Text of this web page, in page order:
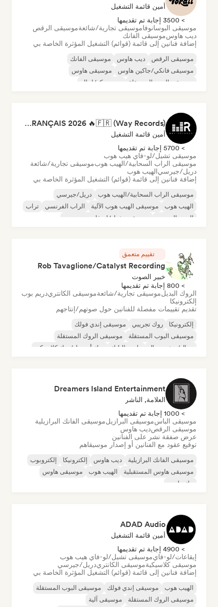
أمين قائمة التشغيل
> 3500 إجابة تم تقديمها
موسيقى البوسانوفاموسيقى تجارية/شائعةموسيقى الرقص
ديب هاوسموسيقى الفانك
إضافة فنانين إلى قائمة (قوائم) التشغيل المؤثرة الخاصة بي
موسيقى الرقص ديب هاوس
موسيقى الفانك
موسيقى فانكي/جاكين هاوس
موسيقى هاوس
موسيقى البوب المستقلة
نيو ديسكو/إيتالو
RAP FRANÇAIS 2026 🔥🇫🇷 (Way Records)
أمين قائمة التشغيل
> 5700 إجابة تم تقديمها
موسيقى تشيل/لو-فاي هيب هوب
موسيقى الراب السحابية/الهيب هوبموسيقى تجارية/شائعة
دريل/جيرسيالهيب هوب
إضافة فنانين إلى قائمة (قوائم) التشغيل المؤثرة الخاصة بي
موسيقى الراب السحابية/الهيب هوب
دريل/جيرسي
الهيب هوب
موسيقى الهيب هوب الآلية الراب الفرنسي
تراب
البوب الحضري
موسيقى تشيل/لو-فاي هيب هوب
تقييم متعمق
Rob Tavaglione/Catalyst Recording
خبير الصوت
> 800 إجابة تم تقديمها
الروك البديلموسيقى تجارية/شائعةموسيقى الكانتريدريم بوب
إلكترونيكا
تقديم تقييمات مفصلة للفنانين حول صوتهم/إنتاجهم
إلكترونيكا روك تجريبي
موسيقى إندي فولك
موسيقى البوب المستقلة
موسيقى الروك المستقلة
ميتال/هيفي ميتال
ما بعد البانك روك أند رول/روك كلاسيكي
Dreamers Island Entertainment
العلامة, الناشر
> 1000 إجابة تم تقديمها
موسيقى الباسموسيقى البرازيلموسيقى الفانك البرازيلية
موسيقى الرقصديب هاوس
عرض صفقة نشر على الفنانين
توقيع عقود مع الفنانين أو إصدار موسيقاهم
موسيقى الفانك البرازيلية ديب هاوس إلكترونيكا
إلكتروبوب
موسيقى هاوس المستقبلية
الهيب هوب
موسيقى هاوس
تيك هاوس
ADAD Audio
أمين قائمة التشغيل
> 4900 إجابة تم تقديمها
إيقاعات/لو-فايموسيقى تشيل/لو-فاي هيب هوب
موسيقى كلاسيكيةموسيقى الكانتريدريل/جيرسي
إضافة فنانين إلى قائمة (قوائم) التشغيل المؤثرة الخاصة بي
الهيب هوب موسيقى إندي فولك
موسيقى البوب المستقلة
موسيقى الروك المستقلة
موسيقى آلية